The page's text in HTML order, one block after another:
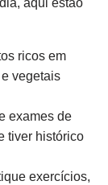
aqui estão
ricos em
vegetais
exames de
tiver histórico
exercícios,